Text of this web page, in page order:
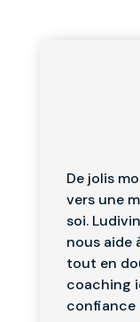
De jolis
vers une
soi.
nous aide
tout en
coaching
confiance